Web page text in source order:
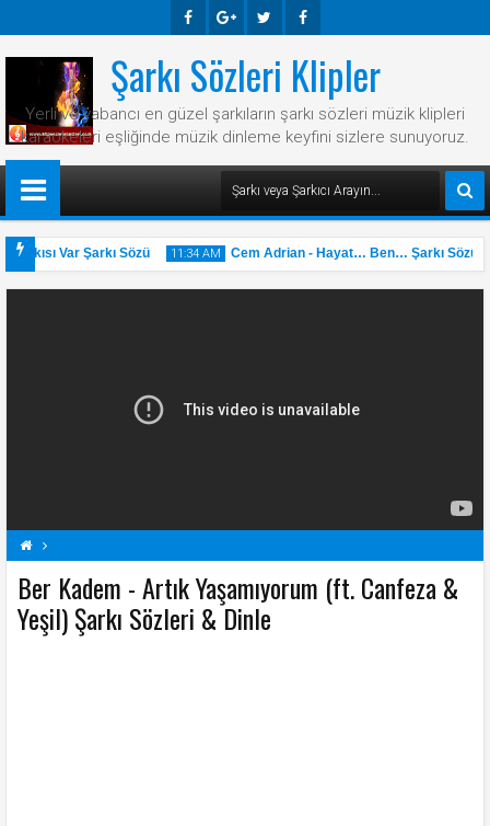
Ook E-
Plus
R Ook
Şarkı Sözleri Klipler
Yerli ve yabancı en güzel şarkıların şarkı sözleri müzik klipleri
karaokeleri eşliğinde müzik dinleme keyfini sizlere sunuyoruz.
Var Şarkı Sözü 11:34 AM
31 May
2025
Cem Adrian - Hayat… Ben… Şarkı Sözü
Artık Yaşamıyorum (ft. Canfeza & Yeşil) Şarkı Sözleri
B
Ber Kadem Şarkı Sözleri
Şarkı Sözleri
Ber Kadem - Artık Yaşamıyorum (ft. Canfeza &
Yeşil) Şarkı Sözleri & Dinle